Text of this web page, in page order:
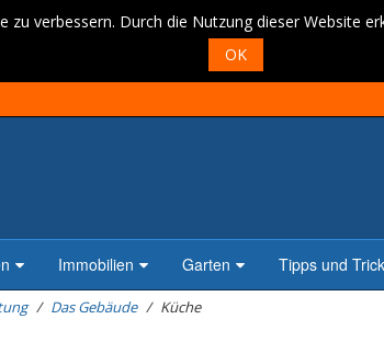
zu verbessern. Durch die Nutzung dieser Website
OK
Immobilien Garten Tipps und
Das Gebäude Küche